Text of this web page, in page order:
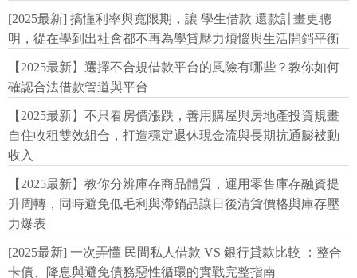
[2025最新] 搞懂利率與寬限期，讓 學生借款 還款計畫更聰
明，從在學到出社會都不再為學貸壓力煩惱與生活開銷平衡
【2025最新】選擇不合規借款平台的風險有哪些？教你如何
確認合法借款管道與平台
【2025最新】不只看房價漲跌，善用購屋與房地產投資規畫
自住收租雙效組合，打造穩定退休現金流與長期抗通膨被動
收入
【2025最新】教你分辨庫存商品體質，運用零售庫存融資提
升周轉，同時避免低毛利與滯銷品讓日後清貨價格與庫存壓
力爆表
[2025最新] 一次弄懂 民間私人借款 VS 銀行貸款比較 ：整合
卡債、降息與避免債務惡性循環的實戰完整指南